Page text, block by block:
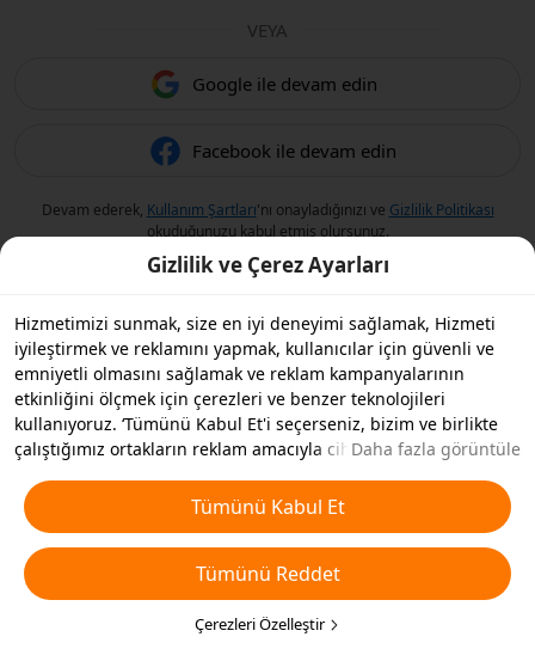
VEYA
Google ile devam edin
Facebook ile devam edin
Devam ederek, Kullanım Şartları'nı onayladığınızı ve Gizlilik Politikası
okuduğunuzu kabul etmiş olursunuz.
Gizlilik ve Çerez Ayarları
Hizmetimizi sunmak, size en iyi deneyimi sağlamak, Hizmeti
iyileştirmek ve reklamını yapmak, kullanıcılar için güvenli ve
emniyetli olmasını sağlamak ve reklam kampanyalarının
etkinliğini ölçmek için çerezleri ve benzer teknolojileri
kullanıyoruz. ‘Tümünü Kabul Et'i seçerseniz, bizim ve birlikte
çalıştığımız ortakların reklam amacıyla cihazınızda çerezleri ve
Ayrıca, temel olmayan çerezlerin ’Tümünü Reddedebilir' veya
aşağıdaki ’Çerezleri Özelleştir'i tıklayarak veya gizlilik
ayarlarınızda istediğiniz zaman hangi çerez türlerini kabul
etmek veya devre dışı bırakmak istediğinizi seçebilirsiniz. Daha
fazla detay içinÇerezler ve Benzer Teknolojiler Politikamıza
Daha fazla görüntüle
Tümünü Kabul Et
Tümünü Reddet
Çerezleri Özelleştir